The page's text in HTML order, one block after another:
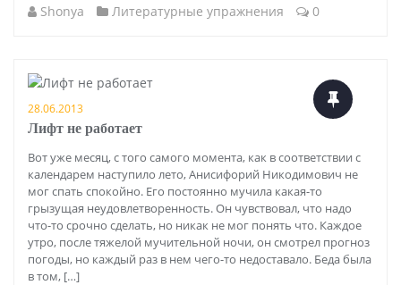
Shonya Литературные упражнения 0
28.06.2013
Лифт не работает
Вот уже месяц, с того самого момента, как в соответствии с
календарем наступило лето, Анисифорий Никодимович не
мог спать спокойно. Его постоянно мучила какая-то
грызущая неудовлетворенность. Он чувствовал, что надо
что-то срочно сделать, но никак не мог понять что. Каждое
утро, после тяжелой мучительной ночи, он смотрел прогноз
погоды, но каждый раз в нем чего-то недоставало. Беда была
в том, […]